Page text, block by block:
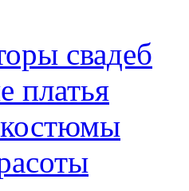
свадеб
платья